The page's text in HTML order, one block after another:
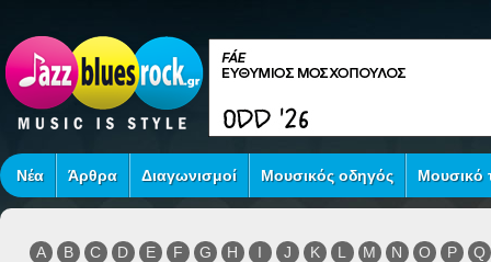
Νέα Άρθρα Διαγωνισμοί Μουσικός οδηγός Μουσικό
A B C D E F G H I J K L M N O P
Q